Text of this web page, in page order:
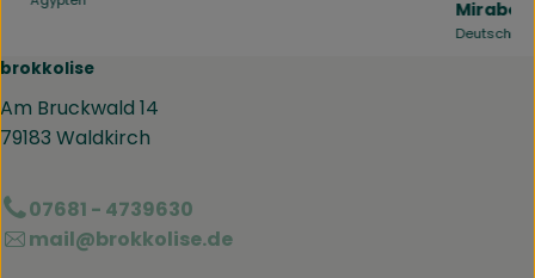
, Herkunft:
, Herkunft:
brokkolise
Am Bruckwald 14
79183 Waldkirch
07681 - 4739630
mail@brokkolise.de